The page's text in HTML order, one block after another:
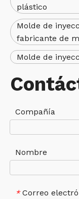
plástico
Molde de
fabricante de
Molde de
Compañía
Nombre
* Correo